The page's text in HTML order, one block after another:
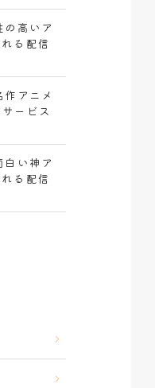
の高いア
る配信
アニメ
ービス
白い神ア
る配信